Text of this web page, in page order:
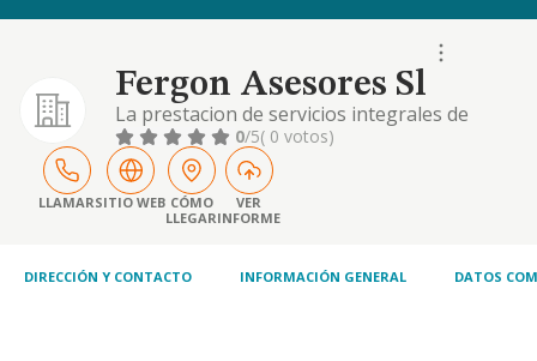
Fergon Asesores Sl
La prestacion de servicios integrales de
asesoramiento y consulting.
0/5( 0 votos)
LLAMARSITIO WEB CÓMO
LLEGAR
VER
INFORME
DIRECCIÓN Y CONTACTO INFORMACIÓN GENERAL DATOS